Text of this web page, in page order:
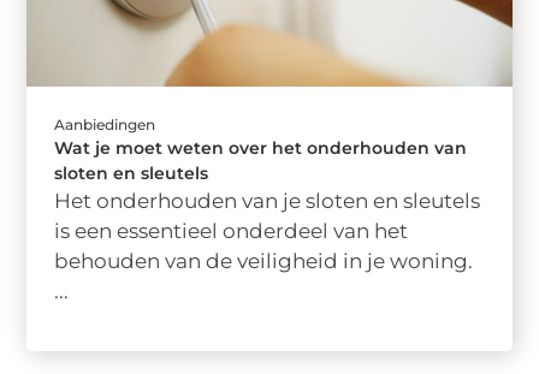
Aanbiedingen
Wat je moet weten over het onderhouden van
sloten en sleutels
Het onderhouden van je sloten en sleutels
is een essentieel onderdeel van het
behouden van de veiligheid in je woning.
...